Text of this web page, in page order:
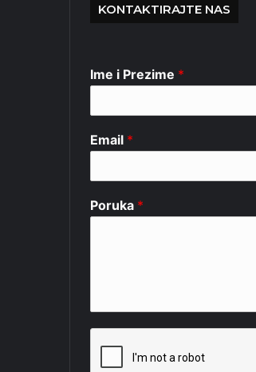
KONTAKTIRAJTE NAS
Ime i Prezime *
Email *
Poruka *